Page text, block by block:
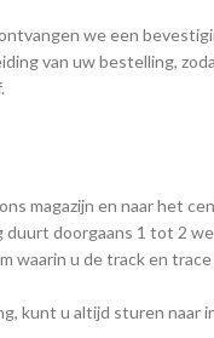
we een
van uw bestelling,
magazijn en naar het
duurt doorgaans 1 tot 2
waarin u de track en
kunt u altijd sturen naar